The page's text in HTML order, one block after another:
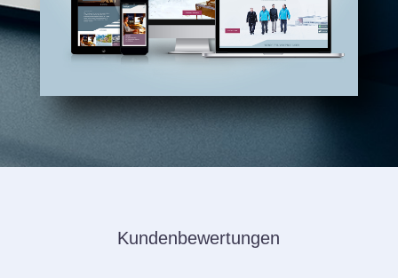
Kundenbewertungen